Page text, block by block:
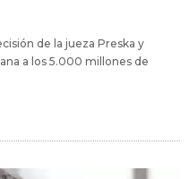
de la jueza Preska y
a los 5.000 millones de